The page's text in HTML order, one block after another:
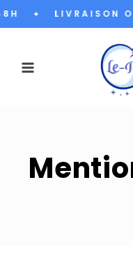
Aller
au
✦ LIVRAISON